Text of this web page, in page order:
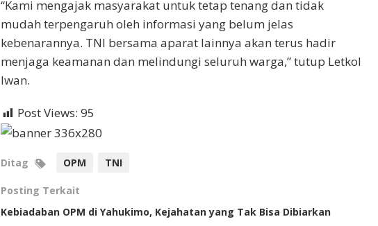
“Kami mengajak masyarakat untuk tetap tenang dan tidak
mudah terpengaruh oleh informasi yang belum jelas
kebenarannya. TNI bersama aparat lainnya akan terus hadir
menjaga keamanan dan melindungi seluruh warga,” tutup Letkol
Iwan.
Post Views: 95
Ditag OPM TNI
Posting Terkait
Kebiadaban OPM di Yahukimo, Kejahatan yang Tak Bisa Dibiarkan